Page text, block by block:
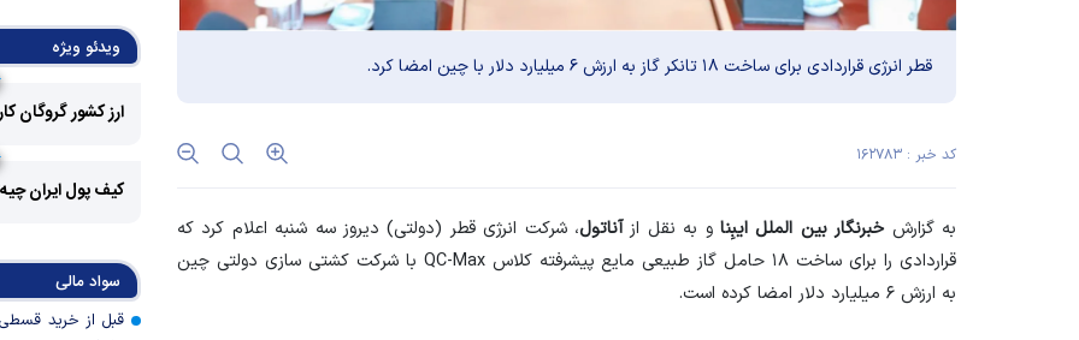
قطر انرژی قراردادی برای ساخت ۱۸ تانکر گاز به ارزش ۶ میلیارد دلار با چین امضا کرد.
کد خبر : ۱۶۲۷۸۳
به گزارش خبرنگار بین الملل ایبِنا و به نقل ازآناتول، شرکت انرژی قطر (دولتی) دیروز سه شنبه اعلام کرد که
قراردادی را برای ساخت ۱۸ حامل گاز طبیعی مایع پیشرفته کلاس QC-Max با شرکت کشتی سازی دولتی چین
به ارزش ۶ میلیارد دلار امضا کرده است.
رالی وال‌استریت،
جهان با
پروژه‌ها در اولویت
اولویت‌های
اقتصاد جنگی
ویدئو ویژه
ارز کشور گروگان
کیف پول ایران
سواد مالی